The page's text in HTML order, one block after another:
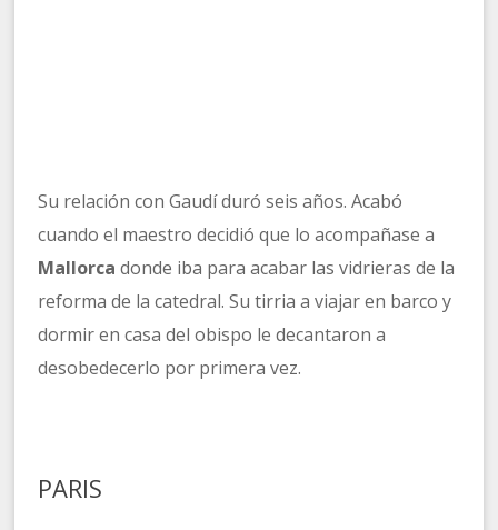
Su relación con Gaudí duró seis años. Acabó
cuando el maestro decidió que lo acompañase a
Mallorca donde iba para acabar las vidrieras de la
reforma de la catedral. Su tirria a viajar en barco y
dormir en casa del obispo le decantaron a
desobedecerlo por primera vez.
PARIS